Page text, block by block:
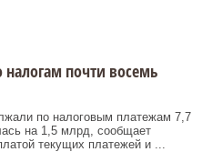
почти восемь
по налоговым платежам 7,7
на 1,5 млрд, сообщает
текущих платежей и ...